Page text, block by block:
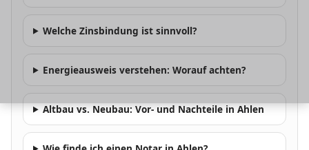
Welche Zinsbindung ist sinnvoll?
Energieausweis verstehen: Worauf achten?
Altbau vs. Neubau: Vor- und Nachteile in Ahlen